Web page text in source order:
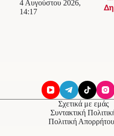
4 Αυγούστου 2026,
14:17
Σχετικά με εμάς
Συντακτική
Πολιτική Απορρήτου